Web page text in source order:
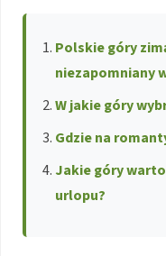
Polskie góry
niezapomniany
W jakie góry
Gdzie na
Jakie góry
urlopu?